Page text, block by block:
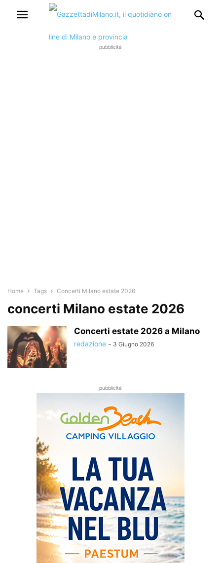
pubblicità
Home Tags Concerti Milano estate 2026
concerti Milano estate 2026
Concerti estate 2026 a Milano
redazione - 3 Giugno 2026
pubblicità